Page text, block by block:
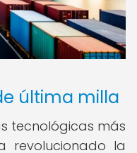
última milla
tecnológicas más
revolucionado la